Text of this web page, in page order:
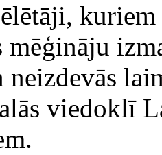
mēģināju
neizdevās
viedoklī